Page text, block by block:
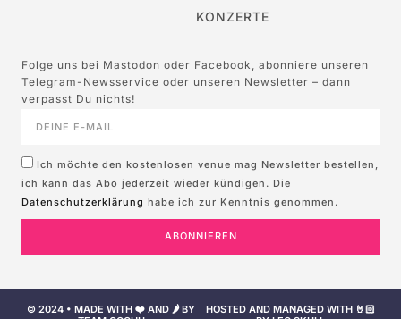
KONZERTE
Folge uns bei Mastodon oder Facebook, abonniere unseren
Telegram-Newsservice oder unseren Newsletter – dann
verpasst Du nichts!
Ich möchte den kostenlosen venue mag Newsletter bestellen,
ich kann das Abo jederzeit wieder kündigen. Die
Datenschutzerklärung habe ich zur Kenntnis genommen.
ABONNIEREN
© 2024 • MADE WITH ❤️ AND 🌶️ BY
HOSTED AND MANAGED WITH 🤘🏻